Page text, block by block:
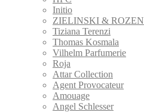
Initio
ZIELINSKI & ROZEN
Tiziana Terenzi
Thomas Kosmala
Vilhelm Parfumerie
Roja
Attar Collection
Agent Provocateur
Amouage
Angel Schlesser